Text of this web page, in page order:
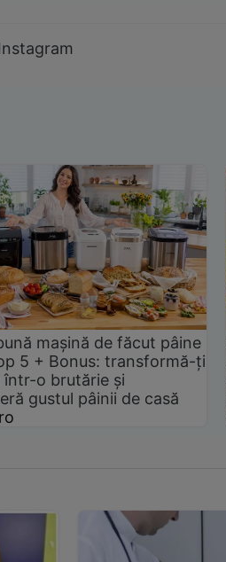
mașină de făcut pâine
5 + Bonus: transformă-ți
într-o brutărie și
gustul pâinii de casă